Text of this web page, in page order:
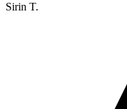
Sirin T.